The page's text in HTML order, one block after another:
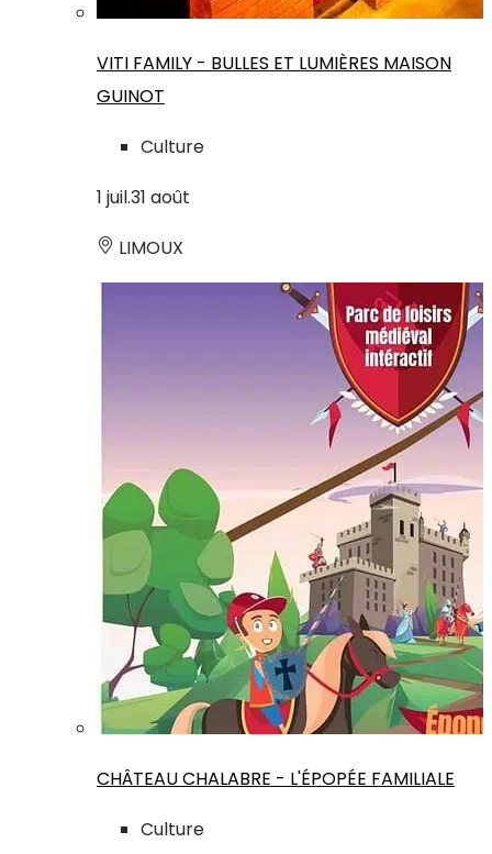
VITI FAMILY - BULLES ET LUMIÈRES MAISON
GUINOT
Culture
1 juil.31 août
LIMOUX
CHÂTEAU CHALABRE - L'ÉPOPÉE FAMILIALE
Culture